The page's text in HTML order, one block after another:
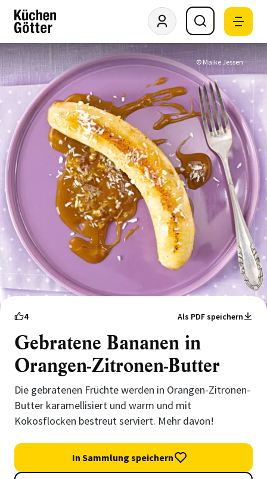
© Maike Jessen
4 Als PDF speichern
Gebratene Bananen in
Orangen-Zitronen-Butter
Die gebratenen Früchte werden in Orangen-Zitronen-
Butter karamellisiert und warm und mit
Kokosflocken bestreut serviert. Mehr davon!
In Sammlung speichern